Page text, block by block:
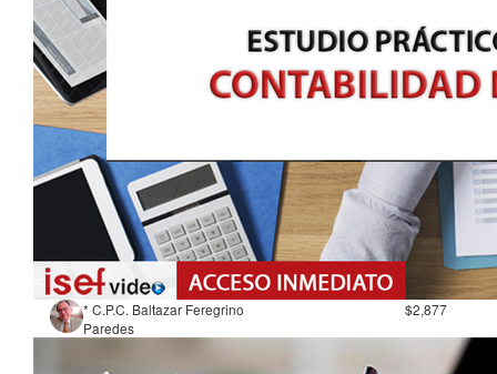
* C.P.C. Baltazar Feregrino
Paredes
$2,877